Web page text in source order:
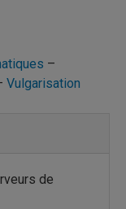
–
Vulgarisation
de